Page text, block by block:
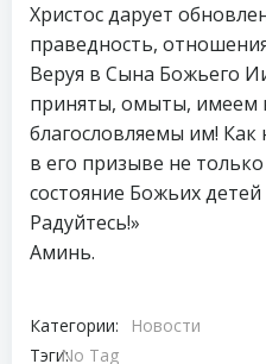
Христос дарует
праведность,
Веруя в Сына Божьего
приняты, омыты, имеем
благословляемы им! Как
в его призыве не
состояние Божьих детей
Радуйтесь!»
Аминь.
Категории:
Новости
Тэги:No Tag